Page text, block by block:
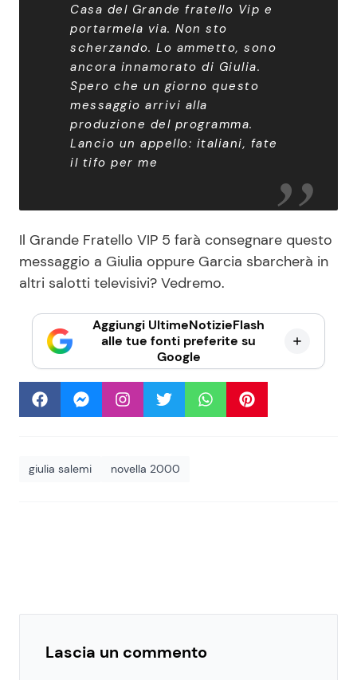
Casa del Grande fratello Vip e
portarmela via. Non sto
scherzando. Lo ammetto, sono
ancora innamorato di Giulia.
Spero che un giorno questo
messaggio arrivi alla
produzione del programma.
Lancio un appello: italiani, fate
il tifo per me
Il Grande Fratello VIP 5 farà consegnare questo
messaggio a Giulia oppure Garcia sbarcherà in
altri salotti televisivi? Vedremo.
Aggiungi UltimeNotizieFlash
alle tue fonti preferite su
Google
giulia salemi novella 2000
Lascia un commento